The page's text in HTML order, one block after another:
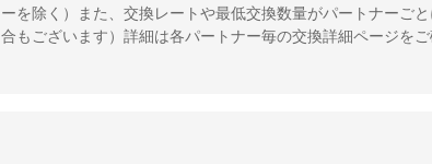
ーを除く）また、交換レートや最低交換数量がパートナーご
合もございます）詳細は各パートナー毎の交換詳細ページをご